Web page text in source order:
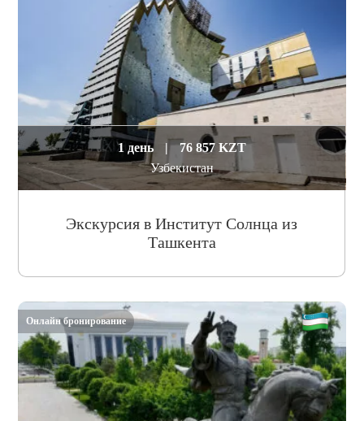
1 день |
76 857 KZT
Узбекистан
Экскурсия в Институт Солнца из
Ташкента
Онлайн бронирование